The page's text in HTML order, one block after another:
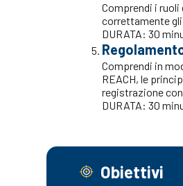
Comprendi i ruoli
correttamente
DURATA: 30
Comprendi in
REACH, le
registrazione
DURATA: 30
Obiettivi